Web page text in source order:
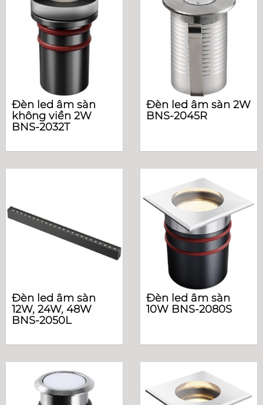
Đèn led âm sàn
không viền 2W
BNS-2032T
Đèn led âm sàn 2W
BNS-2045R
Đèn led âm sàn
12W, 24W, 48W
BNS-2050L
Đèn led âm sàn
10W BNS-2080S